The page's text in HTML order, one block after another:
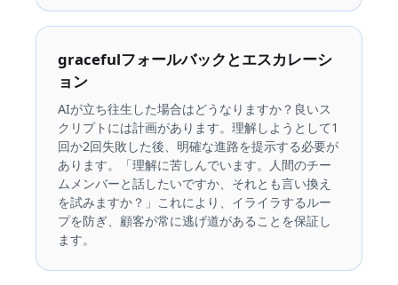
gracefulフォールバックとエスカレーシ
ョン
AIが立ち往生した場合はどうなりますか？良いス
クリプトには計画があります。理解しようとして1
回か2回失敗した後、明確な進路を提示する必要が
あります。「理解に苦しんでいます。人間のチー
ムメンバーと話したいですか、それとも言い換え
を試みますか？」これにより、イライラするルー
プを防ぎ、顧客が常に逃げ道があることを保証し
ます。